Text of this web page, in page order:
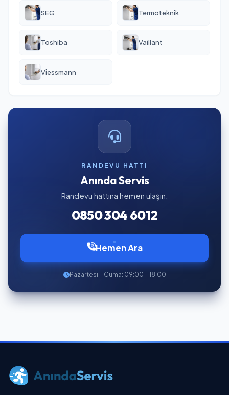
SEG Termoteknik
Toshiba Vaillant
Viessmann
RANDEVU HATTI
Anında Servis
Randevu hattına hemen ulaşın.
0850 304 6012
Hemen Ara
Pazartesi – Cuma: 09:00 – 18:00